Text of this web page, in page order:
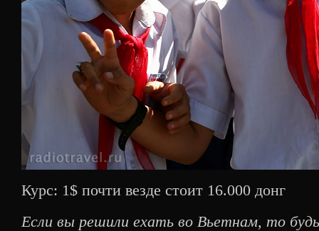
Курс: 1$ почти везде стоит 16.000 донг
Если вы решили ехать во Вьетнам, то